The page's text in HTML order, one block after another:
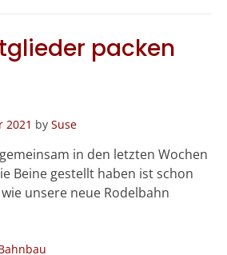
packen
2021 by Suse
in den letzten Wochen
Beine gestellt haben ist schon
unsere neue Rodelbahn